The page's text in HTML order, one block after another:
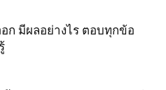
ก มีผลอย่างไร ตอบทุกข้อ